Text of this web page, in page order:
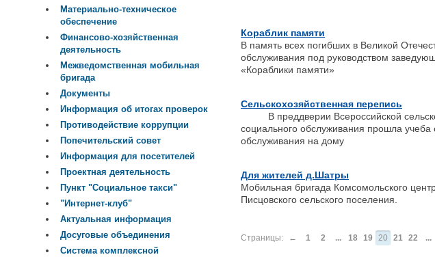
Кораблик памяти
В память всех погибших в Великой
обслуживания под руководством
«Кораблики памяти»
Сельскохозяйственная перепись
В преддверии Всероссийской
социального обслуживания прошла
обслуживания на дому
Для жителей д.Шатры
Мобильная бригада Комсомольского
Писцовского сельского поселения.
Страницы: ← 1 2 ... 18 19 20 21 22 ...
Материально-техническое
обеспечение
Финансово-хозяйственная
деятельность
Межведомственная мобильная
бригада
Документы
Информация об итогах проверок
Противодействие коррупции
Попечительский совет
Информация для посетителей
Проектная деятельность
Пункт "Социальное такси"
"Интернет-клуб"
Актуальная информация
Досуговые объединения
Система комплексной